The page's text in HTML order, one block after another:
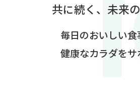
共に続く、未来
毎日のおいしい食
健康なカラダをサ